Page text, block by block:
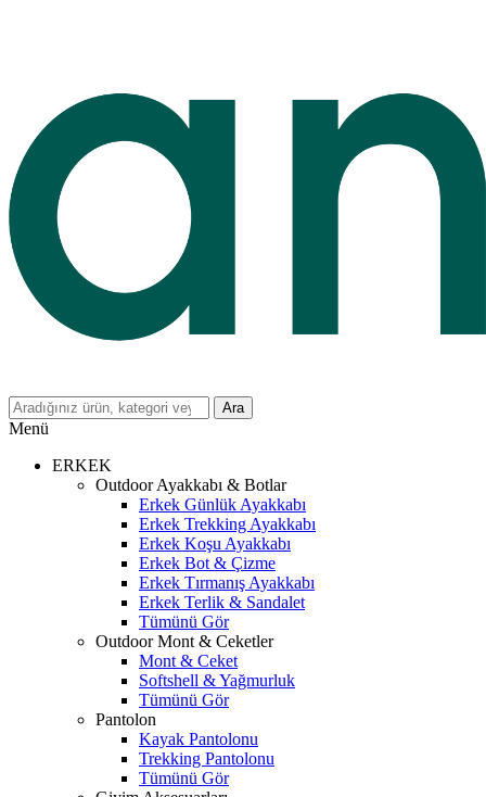
Ara
Menü
ERKEK
Outdoor Ayakkabı & Botlar
Erkek Günlük Ayakkabı
Erkek Trekking Ayakkabı
Erkek Koşu Ayakkabı
Erkek Bot & Çizme
Erkek Tırmanış Ayakkabı
Erkek Terlik & Sandalet
Tümünü Gör
Outdoor Mont & Ceketler
Mont & Ceket
Softshell & Yağmurluk
Tümünü Gör
Pantolon
Kayak Pantolonu
Trekking Pantolonu
Tümünü Gör